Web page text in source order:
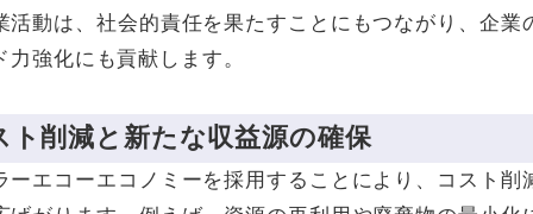
活動は、社会的責任を果たすことにもつながり、企業
力強化にも貢献します。
ト削減と新たな収益源の確保
ーエコーエコノミーを採用することにより、コスト削